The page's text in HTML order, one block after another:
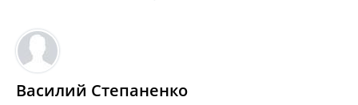
Василий Степаненко